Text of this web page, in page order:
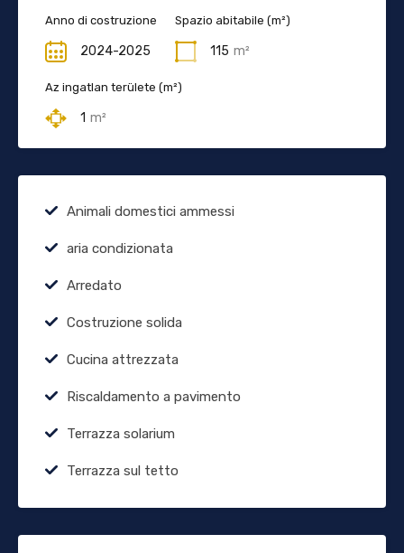
Anno di costruzione
2024-2025
Spazio abitabile (m²)
115 m²
Az ingatlan területe (m²)
1 m²
Animali domestici ammessi
aria condizionata
Arredato
Costruzione solida
Cucina attrezzata
Riscaldamento a pavimento
Terrazza solarium
Terrazza sul tetto